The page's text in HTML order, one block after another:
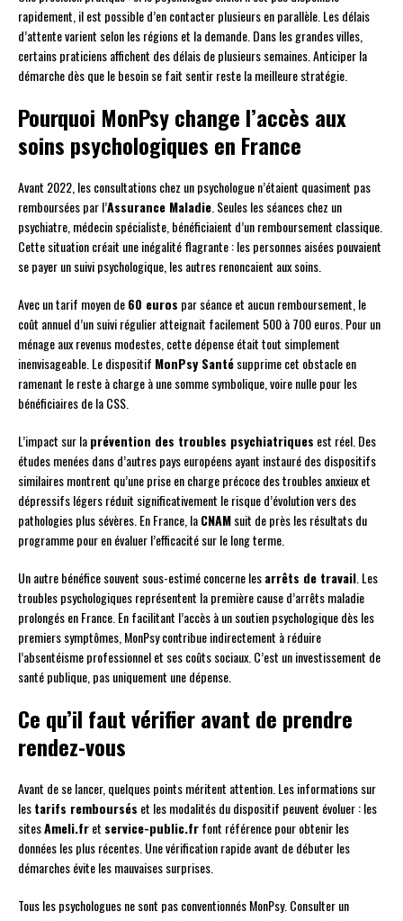
rapidement, il est possible d’en contacter plusieurs en parallèle. Les délais
d’attente varient selon les régions et la demande. Dans les grandes villes,
certains praticiens affichent des délais de plusieurs semaines. Anticiper la
démarche dès que le besoin se fait sentir reste la meilleure stratégie.
Pourquoi MonPsy change l’accès aux
soins psychologiques en France
Avant 2022, les consultations chez un psychologue n’étaient quasiment pas
remboursées par l’Assurance Maladie . Seules les séances chez un
psychiatre, médecin spécialiste, bénéficiaient d’un remboursement classique.
Cette situation créait une inégalité flagrante : les personnes aisées pouvaient
se payer un suivi psychologique, les autres renoncaient aux soins.
Avec un tarif moyen de60 euros par séance et aucun remboursement, le
coût annuel d’un suivi régulier atteignait facilement 500 à 700 euros. Pour un
ménage aux revenus modestes, cette dépense était tout simplement
inenvisageable. Le dispositif MonPsy Santésupprime cet obstacle en
ramenant le reste à charge à une somme symbolique, voire nulle pour les
bénéficiaires de la CSS.
L’impact sur laprévention des troubles psychiatriques est réel. Des
études menées dans d’autres pays européens ayant instauré des dispositifs
similaires montrent qu’une prise en charge précoce des troubles anxieux et
dépressifs légers réduit significativement le risque d’évolution vers des
pathologies plus sévères. En France, laCNAMsuit de près les résultats du
programme pour en évaluer l’efficacité sur le long terme.
Un autre bénéfice souvent sous-estimé concerne lesarrêts de travail . Les
troubles psychologiques représentent la première cause d’arrêts maladie
prolongés en France. En facilitant l’accès à un soutien psychologique dès les
premiers symptômes, MonPsy contribue indirectement à réduire
l’absentéisme professionnel et ses coûts sociaux. C’est un investissement de
santé publique, pas uniquement une dépense.
Ce qu’il faut vérifier avant de prendre
rendez-vous
Avant de se lancer, quelques points méritent attention. Les informations sur
lestarifs remboursés et les modalités du dispositif peuvent évoluer : les
sitesAmeli.fret service-public.frfont référence pour obtenir les
données les plus récentes. Une vérification rapide avant de débuter les
démarches évite les mauvaises surprises.
Tous les psychologues ne sont pas conventionnés MonPsy. Consulter un